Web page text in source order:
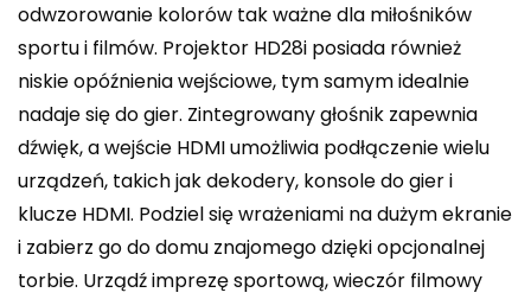
odwzorowanie kolorów tak ważne dla miłośników
sportu i filmów. Projektor HD28i posiada również
niskie opóźnienia wejściowe, tym samym idealnie
nadaje się do gier. Zintegrowany głośnik zapewnia
dźwięk, a wejście HDMI umożliwia podłączenie wielu
urządzeń, takich jak dekodery, konsole do gier i
klucze HDMI. Podziel się wrażeniami na dużym ekranie
i zabierz go do domu znajomego dzięki opcjonalnej
torbie. Urządź imprezę sportową, wieczór filmowy